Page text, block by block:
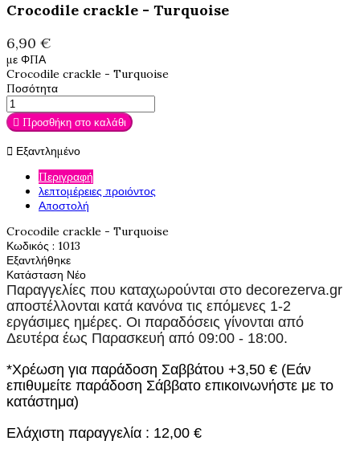
Crocodile crackle - Turquoise
6,90 €
με ΦΠΑ
Crocodile crackle - Turquoise
Ποσότητα
 Προσθήκη στο καλάθι
 Εξαντλημένο
Περιγραφή
λεπτομέρειες προιόντος
Αποστολή
Crocodile crackle - Turquoise
Κωδικός : 1013
Εξαντλήθηκε
Κατάσταση Νέο
Παραγγελίες που καταχωρούνται στο decorezerva.gr
αποστέλλονται κατά κανόνα τις επόμενες 1-2
εργάσιμες ημέρες. Οι παραδόσεις γίνονται από
Δευτέρα έως Παρασκευή από 09:00 - 18:00.
*Χρέωση για παράδοση Σαββάτου +3,50 € (Εάν
επιθυμείτε παράδοση Σάββατο επικοινωνήστε με το
κατάστημα)
Ελάχιστη παραγγελία : 12,00 €